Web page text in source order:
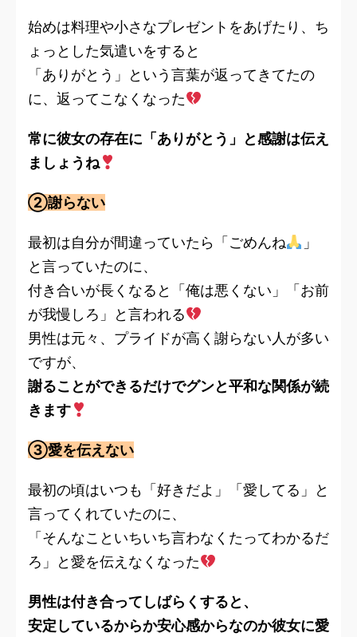
始めは料理や小さなプレゼントをあげたり、ち
ょっとした気遣いをすると
「ありがとう」という言葉が返ってきてたの
に、返ってこなくなった
常に彼女の存在に「ありがとう」と感謝は伝え
ましょうね
②謝らない
最初は自分が間違っていたら「ごめんね
」
と言っていたのに、
付き合いが長くなると「俺は悪くない」「お前
が我慢しろ」と言われる
男性は元々、プライドが高く謝らない人が多い
ですが、
謝ることができるだけでグンと平和な関係が続
きます
③愛を伝えない
最初の頃はいつも「好きだよ」「愛してる」と
言ってくれていたのに、
「そんなこといちいち言わなくたってわかるだ
ろ」と愛を伝えなくなった
男性は付き合ってしばらくすると、
安定しているからか安心感からなのか彼女に愛